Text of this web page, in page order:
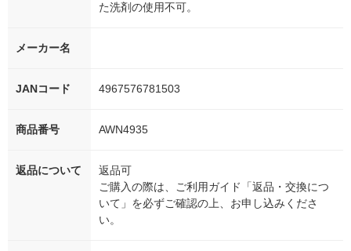
た洗剤の使用不可。
メーカー名
JANコード 4967576781503
商品番号 AWN4935
返品について
返品可
ご購入の際は、ご利用ガイド「返品・交換につ
いて」を必ずご確認の上、お申し込みくださ
い。